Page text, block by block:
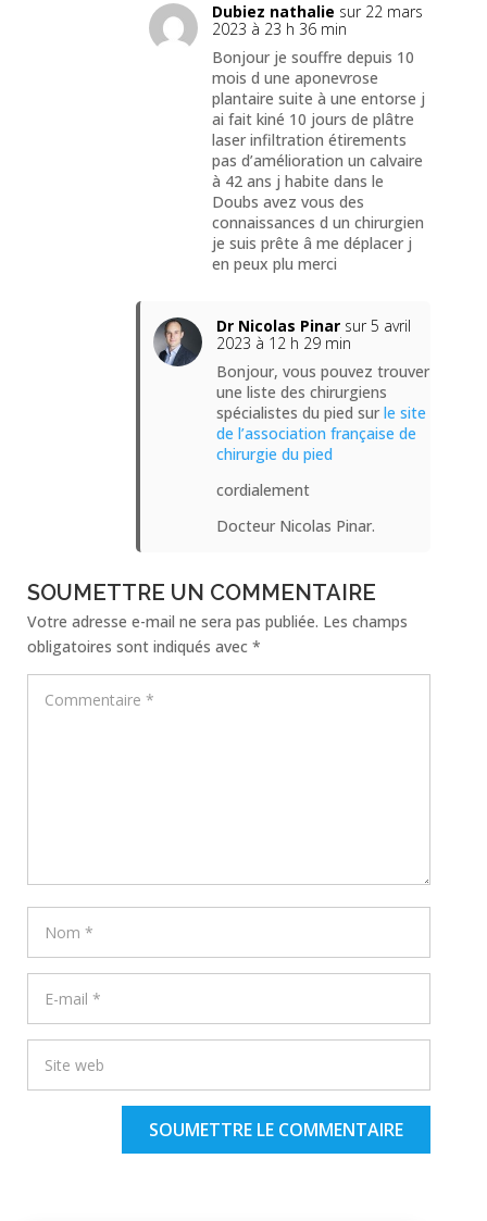
Dubiez nathalie sur 22 mars
2023 à 23 h 36 min
Bonjour je souffre depuis 10
mois d une aponevrose
plantaire suite à une entorse j
ai fait kiné 10 jours de plâtre
laser infiltration étirements
pas d’amélioration un calvaire
à 42 ans j habite dans le
Doubs avez vous des
connaissances d un chirurgien
je suis prête â me déplacer j
en peux plu merci
Dr Nicolas Pinar sur 5 avril
2023 à 12 h 29 min
Bonjour, vous pouvez trouver
une liste des chirurgiens
spécialistes du pied sur le site
de l’association française de
chirurgie du pied
cordialement
Docteur Nicolas Pinar.
SOUMETTRE UN COMMENTAIRE
Votre adresse e-mail ne sera pas publiée. Les champs
obligatoires sont indiqués avec *
SOUMETTRE LE COMMENTAIRE